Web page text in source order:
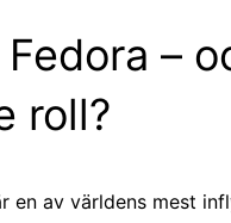
Fedora –
roll?
en av världens mest